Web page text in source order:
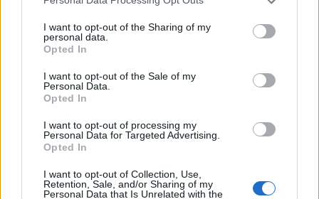
I want to opt-out of the Sharing of my
personal data.
Opted In
I want to opt-out of the Sale of my
Personal Data.
Opted In
I want to opt-out of processing my
Personal Data for Targeted Advertising.
Opted In
I want to opt-out of Collection, Use,
Retention, Sale, and/or Sharing of my
Personal Data that Is Unrelated with the
Η Chery επενδύει 75 εκατ.
δολάρια στην KG Mobility
Ατρόμητος και Novibet
2028
18η συνεχόμενη χρονιά για τον ΟΤΕ στη διεθνή σειρά δεικτών
FTSE4Good